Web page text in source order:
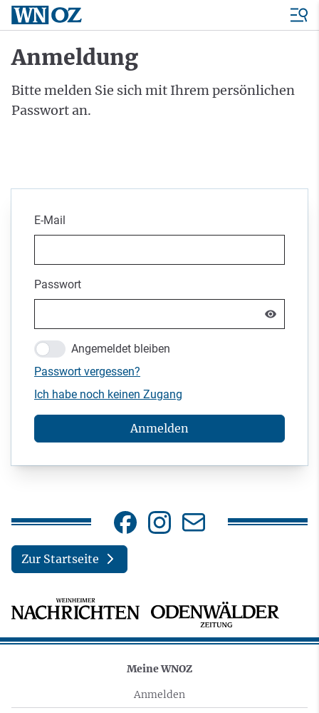
Anmeldung
Bitte melden Sie sich mit Ihrem persönlichen
Passwort an.
E-Mail
Passwort
Angemeldet bleiben
Passwort vergessen?
Ich habe noch keinen Zugang
Anmelden
Zur Startseite
Meine WNOZ
Anmelden